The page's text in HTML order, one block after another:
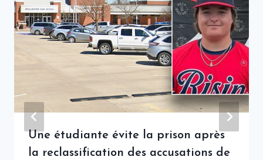
Une étudiante évite la prison après
la reclassification des accusations de